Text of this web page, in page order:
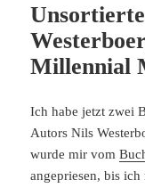
Millennial
Ich habe jetzt zwei
Autors Nils
wurde mir vom
angepriesen, bis